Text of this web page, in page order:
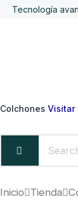
Tecnología
Colchones Visitar
Inicio Tienda